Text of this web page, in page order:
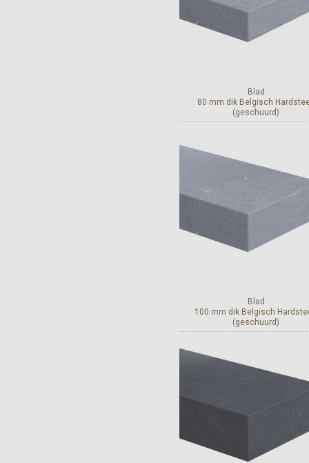
Blad
80 mm dik Belgisch
(geschuurd)
Bekijk en bestel
Blad
100 mm dik Belgisch
(geschuurd)
Bekijk en bestel